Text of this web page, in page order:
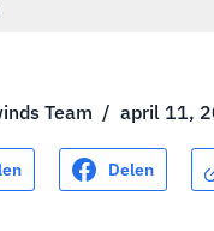
Team /april 11,
Delen